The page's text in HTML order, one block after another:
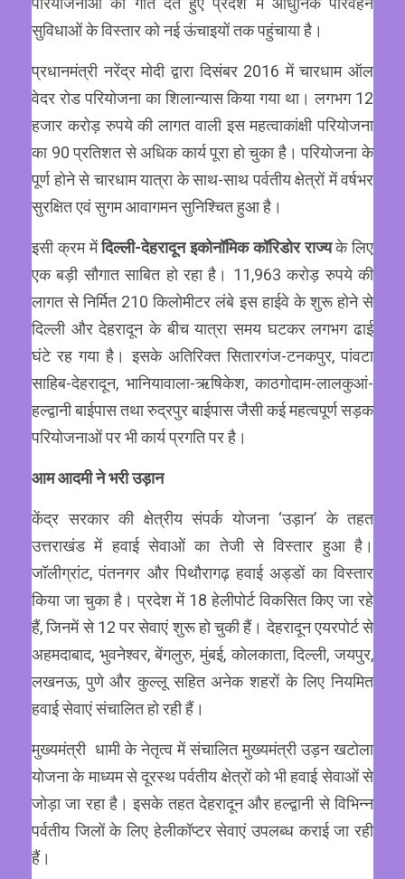
सुविधाओं के विस्तार को नई ऊंचाइयों तक पहुंचाया है।
प्रधानमंत्री नरेंद्र मोदी द्वारा दिसंबर 2016 में चारधाम ऑल
वेदर रोड परियोजना का शिलान्यास किया गया था। लगभग 12
हजार करोड़ रुपये की लागत वाली इस महत्वाकांक्षी परियोजना
का 90 प्रतिशत से अधिक कार्य पूरा हो चुका है। परियोजना के
पूर्ण होने से चारधाम यात्रा के साथ-साथ पर्वतीय क्षेत्रों में वर्षभर
सुरक्षित एवं सुगम आवागमन सुनिश्चित हुआ है।
इसी क्रम मेंदिल्ली-देहरादून इकोनॉमिक कॉरिडोर राज्यके लिए
एक बड़ी सौगात साबित हो रहा है। 11,963 करोड़ रुपये की
लागत से निर्मित 210 किलोमीटर लंबे इस हाईवे के शुरू होने से
दिल्ली और देहरादून के बीच यात्रा समय घटकर लगभग ढाई
घंटे रह गया है। इसके अतिरिक्त सितारगंज-टनकपुर, पांवटा
साहिब-देहरादून, भानियावाला-ऋषिकेश, काठगोदाम-लालकुआं-
हल्द्वानी बाईपास तथा रुद्रपुर बाईपास जैसी कई महत्वपूर्ण सड़क
परियोजनाओं पर भी कार्य प्रगति पर है।
आम आदमी ने भरी उड़ान
केंद्र सरकार की क्षेत्रीय संपर्क योजना ‘उड़ान’ के तहत
उत्तराखंड में हवाई सेवाओं का तेजी से विस्तार हुआ है।
जॉलीग्रांट, पंतनगर और पिथौरागढ़ हवाई अड्डों का विस्तार
किया जा चुका है। प्रदेश में 18 हेलीपोर्ट विकसित किए जा रहे
हैं, जिनमें से 12 पर सेवाएं शुरू हो चुकी हैं। देहरादून एयरपोर्ट से
अहमदाबाद, भुवनेश्वर, बेंगलुरु, मुंबई, कोलकाता, दिल्ली, जयपुर,
लखनऊ, पुणे और कुल्लू सहित अनेक शहरों के लिए नियमित
हवाई सेवाएं संचालित हो रही हैं।
मुख्यमंत्री धामी के नेतृत्व में संचालित मुख्यमंत्री उड़न खटोला
योजना के माध्यम से दूरस्थ पर्वतीय क्षेत्रों को भी हवाई सेवाओं से
जोड़ा जा रहा है। इसके तहत देहरादून और हल्द्वानी से विभिन्न
पर्वतीय जिलों के लिए हेलीकॉप्टर सेवाएं उपलब्ध कराई जा रही
हैं।